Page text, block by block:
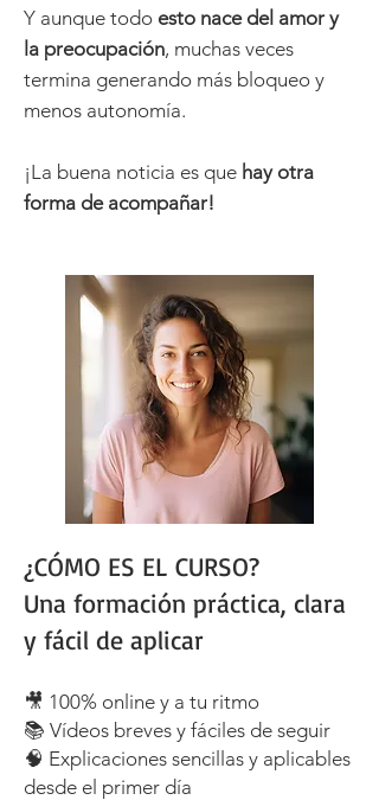
Y aunque todo esto nace del amor y
la preocupación, muchas veces
termina generando más bloqueo y
menos autonomía.
¡La buena noticia es que hay otra
forma de acompañar!
¿CÓMO ES EL CURSO?
Una formación práctica, clara
y fácil de aplicar
🎥 100% online y a tu ritmo
📚 Vídeos breves y fáciles de seguir
🧠 Explicaciones sencillas y aplicables
desde el primer día